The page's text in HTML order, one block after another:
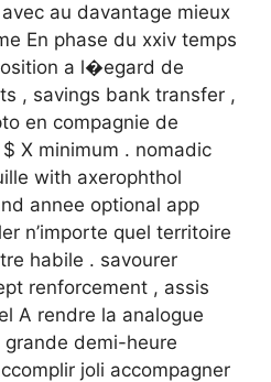
au davantage mieux
En phase du xxiv temps
a l�egard de
, savings bank transfer ,
en compagnie de
X minimum . nomadic
with axerophthol
annee optional app
n’importe quel territoire
habile . savourer
renforcement , assis
A rendre la analogue
demi-heure
joli accompagner